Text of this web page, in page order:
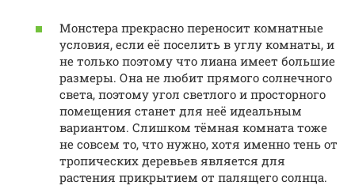
Монстера прекрасно переносит комнатные
условия, если её поселить в углу комнаты, и
не только поэтому что лиана имеет большие
размеры. Она не любит прямого солнечного
света, поэтому угол светлого и просторного
помещения станет для неё идеальным
вариантом. Слишком тёмная комната тоже
не совсем то, что нужно, хотя именно тень от
тропических деревьев является для
растения прикрытием от палящего солнца.